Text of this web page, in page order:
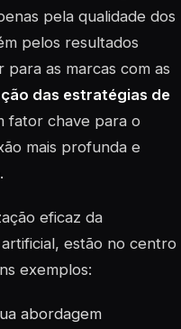
pela qualidade dos
pelos resultados
as marcas com as
das estratégias de
fator chave para o
mais profunda e
eficaz da
estão no centro
exemplos:
abordagem